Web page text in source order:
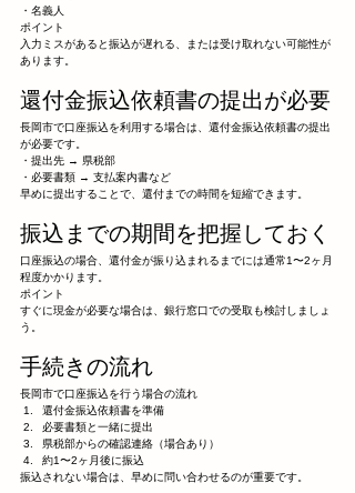
・名義人
ポイント
入力ミスがあると振込が遅れる、または受け取れない可能性が
あります。
還付金振込依頼書の提出が必要
長岡市で口座振込を利用する場合は、還付金振込依頼書の提出
が必要です。
・提出先 → 県税部
・必要書類 → 支払案内書など
早めに提出することで、還付までの時間を短縮できます。
振込までの期間を把握しておく
口座振込の場合、還付金が振り込まれるまでには通常1〜2ヶ月
程度かかります。
ポイント
すぐに現金が必要な場合は、銀行窓口での受取も検討しましょ
う。
手続きの流れ
長岡市で口座振込を行う場合の流れ
還付金振込依頼書を準備
必要書類と一緒に提出
県税部からの確認連絡（場合あり）
約1〜2ヶ月後に振込
振込されない場合は、早めに問い合わせるのが重要です。